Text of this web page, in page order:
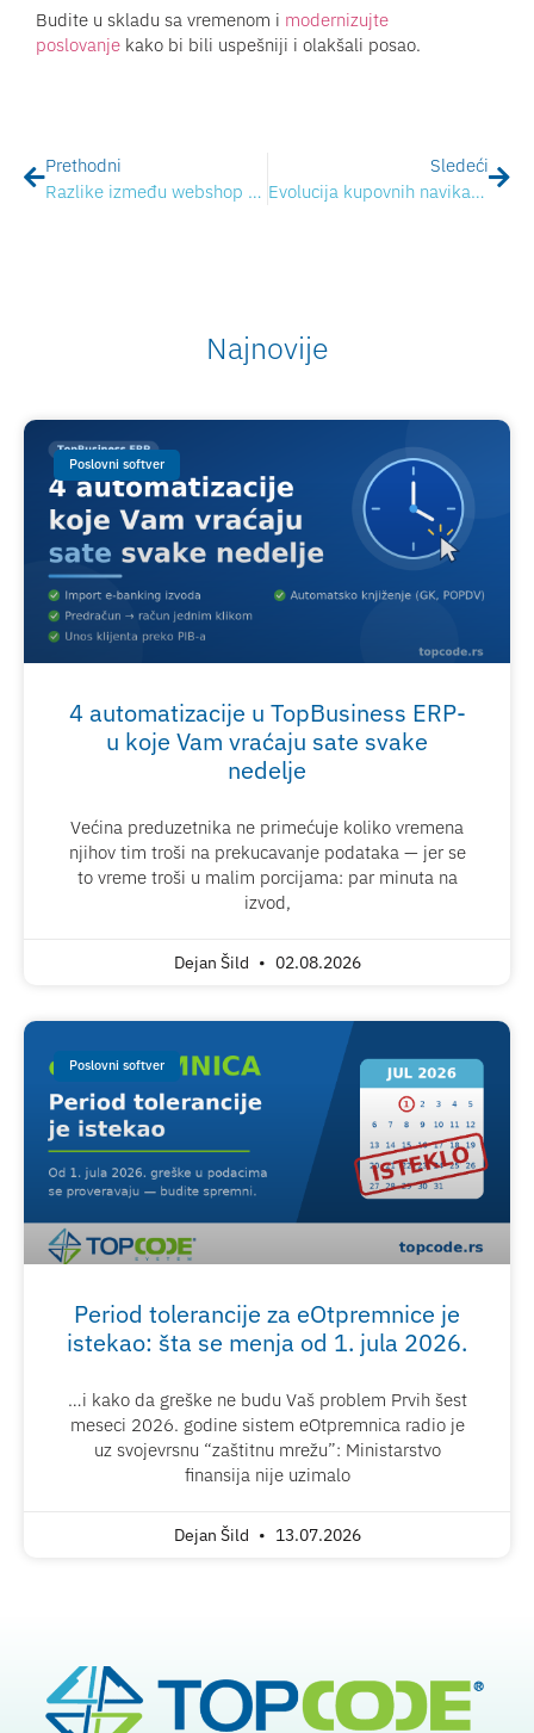
Budite u skladu sa vremenom i modernizujte
poslovanje kako bi bili uspešniji i olakšali posao.
Prethodni
Razlike između webshop paketa
Sledeći
Evolucija kupovnih navika online potrošača
Najnovije
Poslovni softver
4 automatizacije u TopBusiness ERP-
u koje Vam vraćaju sate svake
nedelje
Većina preduzetnika ne primećuje koliko vremena
njihov tim troši na prekucavanje podataka — jer se
to vreme troši u malim porcijama: par minuta na
izvod,
Dejan Šild 02.08.2026
Poslovni softver
Period tolerancije za eOtpremnice je
istekao: šta se menja od 1. jula 2026.
…i kako da greške ne budu Vaš problem Prvih šest
meseci 2026. godine sistem eOtpremnica radio je
uz svojevrsnu “zaštitnu mrežu”: Ministarstvo
finansija nije uzimalo
Dejan Šild 13.07.2026